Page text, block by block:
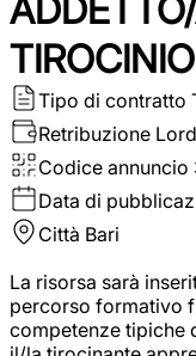
TIROCINIO
Tipo di contratto
Retribuzione
Codice annuncio
Data di
Città Bari
La risorsa sarà
percorso formativo
competenze tipiche